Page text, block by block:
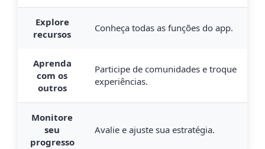
Explore
recursos
Conheça todas as funções do app.
Aprenda
com os
outros
Participe de comunidades e troque
experiências.
Monitore
seu
progresso
Avalie e ajuste sua estratégia.